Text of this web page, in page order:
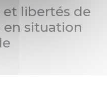
et libertés de
en situation